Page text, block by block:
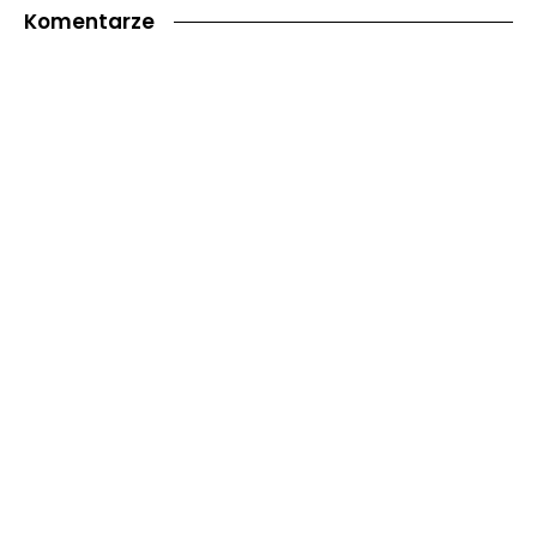
Komentarze